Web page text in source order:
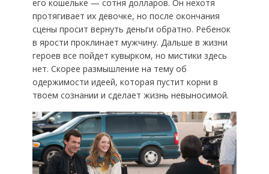
его кошельке — сотня долларов. Он нехотя
протягивает их девочке, но после окончания
сцены просит вернуть деньги обратно. Ребенок
в ярости проклинает мужчину. Дальше в жизни
героев все пойдет кувырком, но мистики здесь
нет. Скорее размышление на тему об
одержимости идеей, которая пустит корни в
твоем сознании и сделает жизнь невыносимой.